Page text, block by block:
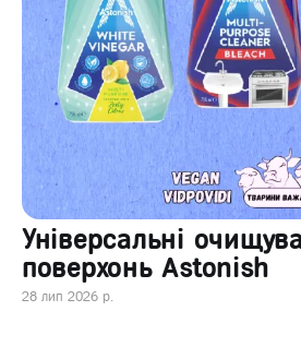
Універсальні
поверхонь Astonish
28 лип 2026 р.